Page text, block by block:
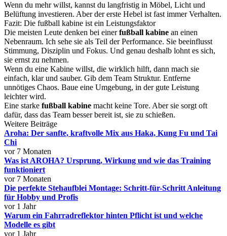
Wenn du mehr willst, kannst du langfristig in Möbel, Licht und
Belüftung investieren. Aber der erste Hebel ist fast immer Verhalten.
Fazit: Die fußball kabine ist ein Leistungsfaktor
Die meisten Leute denken bei einerfußball kabine an einen
Nebenraum. Ich sehe sie als Teil der Performance. Sie beeinflusst
Stimmung, Disziplin und Fokus. Und genau deshalb lohnt es sich,
sie ernst zu nehmen.
Wenn du eine Kabine willst, die wirklich hilft, dann mach sie
einfach, klar und sauber. Gib dem Team Struktur. Entferne
unnötiges Chaos. Baue eine Umgebung, in der gute Leistung
leichter wird.
Eine starke fußball kabine macht keine Tore. Aber sie sorgt oft
dafür, dass das Team besser bereit ist, sie zu schießen.
Weitere Beiträge
Aroha: Der sanfte, kraftvolle Mix aus Haka, Kung Fu und Tai
Chi
vor 7 Monaten
Was ist AROHA? Ursprung, Wirkung und wie das Training
funktioniert
vor 7 Monaten
Die perfekte Stehaufblei Montage: Schritt-für-Schritt Anleitung
für Hobby und Profis
vor 1 Jahr
Warum ein Fahrradreflektor hinten Pflicht ist und welche
Modelle es gibt
vor 1 Jahr